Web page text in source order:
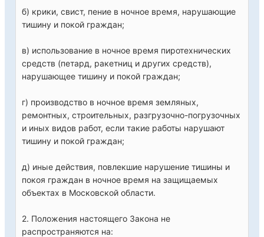
б) крики, свист, пение в ночное время, нарушающие
тишину и покой граждан;
в) использование в ночное время пиротехнических
средств (петард, ракетниц и других средств),
нарушающее тишину и покой граждан;
г) производство в ночное время земляных,
ремонтных, строительных, разгрузочно-погрузочных
и иных видов работ, если такие работы нарушают
тишину и покой граждан;
д) иные действия, повлекшие нарушение тишины и
покоя граждан в ночное время на защищаемых
объектах в Московской области.
2. Положения настоящего Закона не
распространяются на: